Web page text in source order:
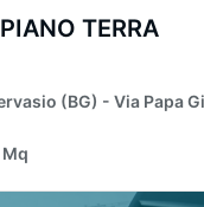
TERRA
(BG) - Via Papa